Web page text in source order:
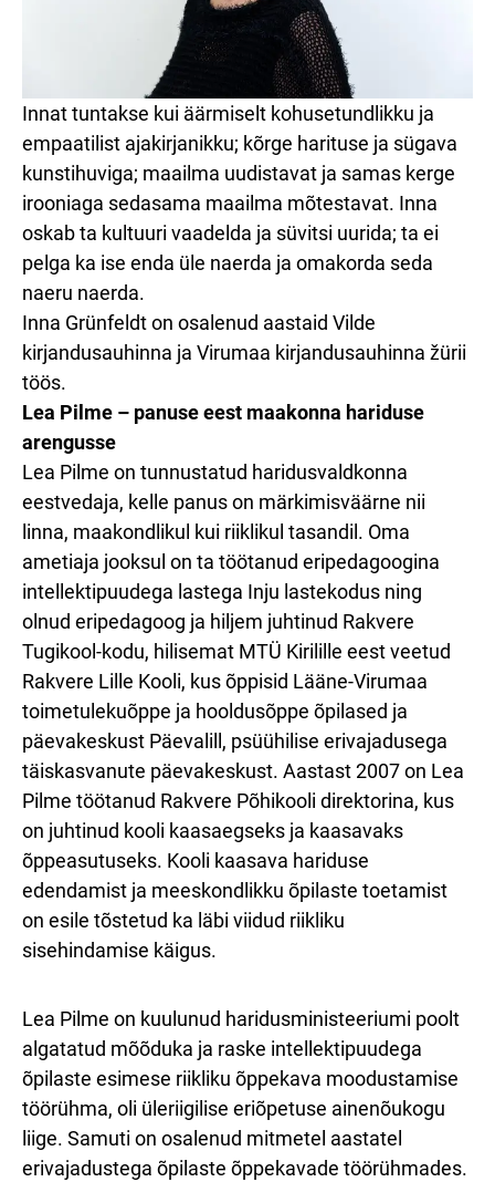
Innat tuntakse kui äärmiselt kohusetundlikku ja
empaatilist ajakirjanikku; kõrge harituse ja sügava
kunstihuviga; maailma uudistavat ja samas kerge
irooniaga sedasama maailma mõtestavat. Inna
oskab ta kultuuri vaadelda ja süvitsi uurida; ta ei
pelga ka ise enda üle naerda ja omakorda seda
naeru naerda.
Inna Grünfeldt on osalenud aastaid Vilde
kirjandusauhinna ja Virumaa kirjandusauhinna žürii
töös.
Lea Pilme – panuse eest maakonna hariduse
arengusse
Lea Pilme on tunnustatud haridusvaldkonna
eestvedaja, kelle panus on märkimisväärne nii
linna, maakondlikul kui riiklikul tasandil. Oma
ametiaja jooksul on ta töötanud eripedagoogina
intellektipuudega lastega Inju lastekodus ning
olnud eripedagoog ja hiljem juhtinud Rakvere
Tugikool-kodu, hilisemat MTÜ Kirilille eest veetud
Rakvere Lille Kooli, kus õppisid Lääne-Virumaa
toimetulekuõppe ja hooldusõppe õpilased ja
päevakeskust Päevalill, psüühilise erivajadusega
täiskasvanute päevakeskust. Aastast 2007 on Lea
Pilme töötanud Rakvere Põhikooli direktorina, kus
on juhtinud kooli kaasaegseks ja kaasavaks
õppeasutuseks. Kooli kaasava hariduse
edendamist ja meeskondlikku õpilaste toetamist
on esile tõstetud ka läbi viidud riikliku
sisehindamise käigus.
Lea Pilme on kuulunud haridusministeeriumi poolt
algatatud mõõduka ja raske intellektipuudega
õpilaste esimese riikliku õppekava moodustamise
töörühma, oli üleriigilise eriõpetuse ainenõukogu
liige. Samuti on osalenud mitmetel aastatel
erivajadustega õpilaste õppekavade töörühmades.